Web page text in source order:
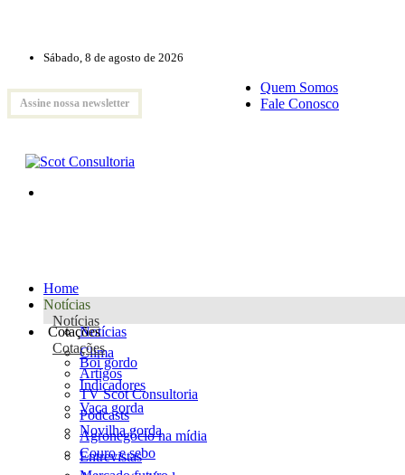
Sábado, 8 de agosto de 2026
Assine nossa newsletter
Quem Somos
Fale Conosco
Home
Notícias
Notícias
Notícias
Clima
Artigos
TV Scot Consultoria
Podcasts
Agronegócio na mídia
Entrevistas
Cotações
Cotações
Boi gordo
Indicadores
Vaca gorda
Novilha gorda
Couro e sebo